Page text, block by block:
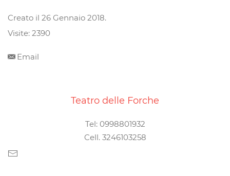
Creato il 26 Gennaio 2018.
Visite: 2390
Email
Teatro delle Forche
Tel: 0998801932
Cell. 3246103258